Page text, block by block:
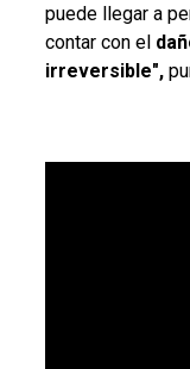
puede llegar a
contar con el
irreversible",